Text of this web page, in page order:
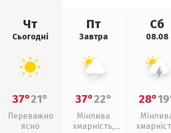
Чт
Сьогодні
37°21°
Переважно
ясно
Пт
Завтра
37°22°
Мінлива
хмарність,
Сб
08.08
28°